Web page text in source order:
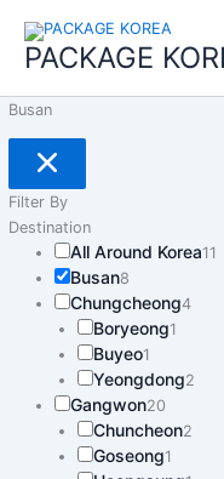
건
너
기
PACKAGE
Busan
Filter By
Destination
All Around Korea11
Busan8
Chungcheong4
Boryeong1
Buyeo1
Yeongdong2
Gangwon20
Chuncheon2
Goseong1